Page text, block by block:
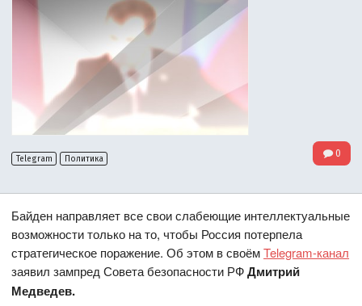
Telegram Политика 0
Байден направляет все свои слабеющие интеллектуальные
возможности только на то, чтобы Россия потерпела
стратегическое поражение. Об этом в своёмTelegram-канал
заявил зампред Совета безопасности РФДмитрий
Медведев.